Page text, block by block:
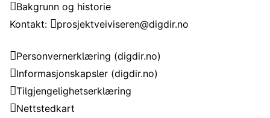
Bakgrunn og historie
Kontakt:
prosjektveiviseren@digdir.no
Personvernerklæring (digdir.no)
Informasjonskapsler (digdir.no)
Tilgjengelighetserklæring
Nettstedkart